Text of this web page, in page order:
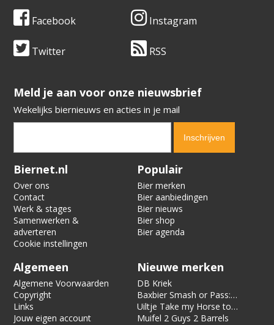
Facebook Instagram
Twitter RSS
​​​​​​​Meld je aan voor onze nieuwsbrief
Wekelijks biernieuws en acties in je mail
Verification code:
Biernet.nl
Over ons
Contact
Werk & stages
Samenwerken &
adverteren
Cookie instellingen
Populair
Bier merken
Bier aanbiedingen
Bier nieuws
Bier shop
Bier agenda
Algemeen
Algemene Voorwaarden
Copyright
Links
Jouw eigen account
Nieuwe merken
DB Kriek
Baxbier Smash or Pass:
Strata
Uiltje Take my Horse to
the Hotel Room
Muifel 2 Guys 2 Barrels